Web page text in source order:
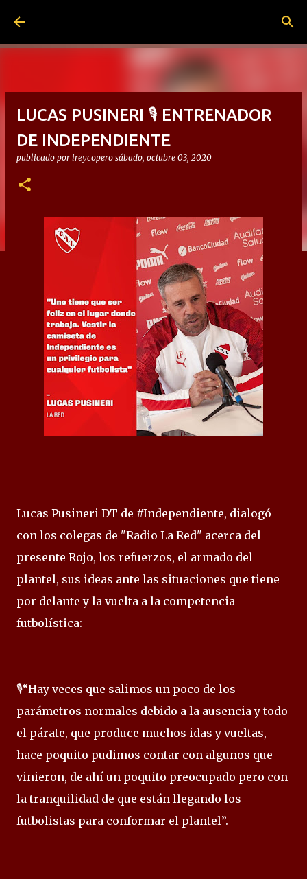
LUCAS PUSINERI 🎙 ENTRENADOR
DE INDEPENDIENTE
publicado por ireycopero sábado, octubre 03, 2020
Lucas Pusineri DT de #Independiente, dialogó
con los colegas de "Radio La Red" acerca del
presente Rojo, los refuerzos, el armado del
plantel, sus ideas ante las situaciones que tiene
por delante y la vuelta a la competencia
futbolística:
🎙️“Hay veces que salimos un poco de los
parámetros normales debido a la ausencia y todo
el párate, que produce muchos idas y vueltas,
hace poquito pudimos contar con algunos que
vinieron, de ahí un poquito preocupado pero con
la tranquilidad de que están llegando los
futbolistas para conformar el plantel”.